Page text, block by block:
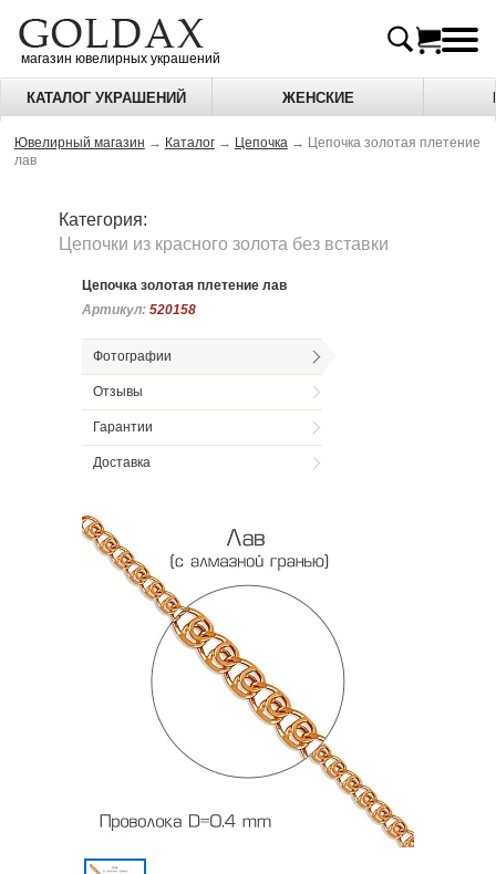
магазин ювелирных украшений
КАТАЛОГ УКРАШЕНИЙ ЖЕНСКИЕ
Ювелирный магазин → Каталог → Цепочка → Цепочка золотая плетение
лав
Категория:
Цепочки из красного золота без вставки
Цепочка золотая плетение лав
Артикул: 520158
Артикул: 520158
Фотографии
Отзывы
Гарантии
Доставка